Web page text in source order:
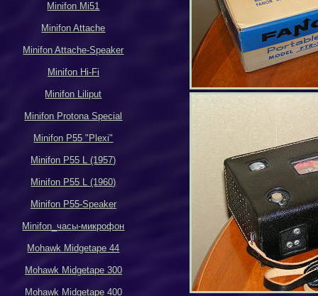
Minifon Mi51
Minifon Attache
Minifon Attache-Speaker
Minifon Hi-Fi
Minifon Liliput
Minifon Protona Special
Minifon P55 "Plexi"
Minifon P55 L (1957)
Minifon P55 L (1960)
Minifon P55-Speaker
Minifon_часы-микрофон
Mohawk Midgetape 44
Mohawk Midgetape 300
Mohawk Midgetape 400